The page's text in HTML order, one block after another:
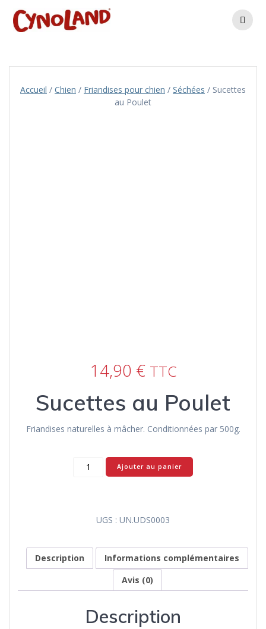
Accueil / Chien / Friandises pour chien / Séchées / Sucettes
au Poulet
14,90 € TTC
Sucettes au Poulet
Friandises naturelles à mâcher. Conditionnées par 500g.
quantitéAjouter au panier
UGS : UN.UDS0003
Description
Informations complémentaires
Avis (0)
Description